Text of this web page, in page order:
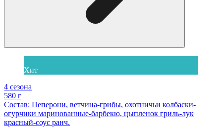
Хит
4 сезона
580 г
Состав: Пеперони, ветчина-грибы, охотничьи колбаски-
огурчики маринованные-барбекю, цыпленок гриль-лук
красный-соус ранч.